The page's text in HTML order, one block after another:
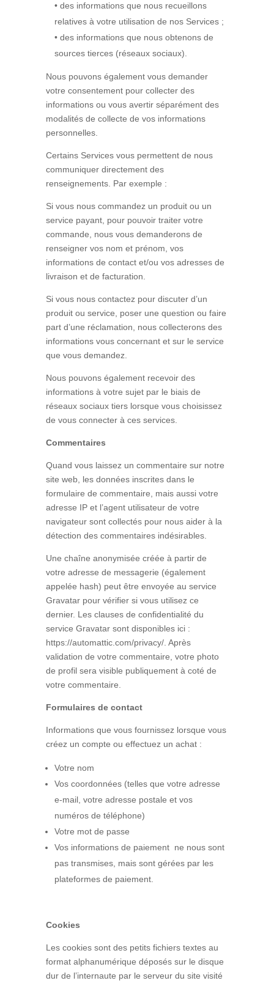
• des informations que nous recueillons
relatives à votre utilisation de nos Services ;
• des informations que nous obtenons de
sources tierces (réseaux sociaux).
Nous pouvons également vous demander
votre consentement pour collecter des
informations ou vous avertir séparément des
modalités de collecte de vos informations
personnelles.
Certains Services vous permettent de nous
communiquer directement des
renseignements. Par exemple :
Si vous nous commandez un produit ou un
service payant, pour pouvoir traiter votre
commande, nous vous demanderons de
renseigner vos nom et prénom, vos
informations de contact et/ou vos adresses de
livraison et de facturation.
Si vous nous contactez pour discuter d’un
produit ou service, poser une question ou faire
part d’une réclamation, nous collecterons des
informations vous concernant et sur le service
que vous demandez.
Nous pouvons également recevoir des
informations à votre sujet par le biais de
réseaux sociaux tiers lorsque vous choisissez
de vous connecter à ces services.
Commentaires
Quand vous laissez un commentaire sur notre
site web, les données inscrites dans le
formulaire de commentaire, mais aussi votre
adresse IP et l’agent utilisateur de votre
navigateur sont collectés pour nous aider à la
détection des commentaires indésirables.
Une chaîne anonymisée créée à partir de
votre adresse de messagerie (également
appelée hash) peut être envoyée au service
Gravatar pour vérifier si vous utilisez ce
dernier. Les clauses de confidentialité du
service Gravatar sont disponibles ici :
https://automattic.com/privacy/. Après
validation de votre commentaire, votre photo
de profil sera visible publiquement à coté de
votre commentaire.
Formulaires de contact
Informations que vous fournissez lorsque vous
créez un compte ou effectuez un achat :
Votre nom
Vos coordonnées (telles que votre adresse
e-mail, votre adresse postale et vos
numéros de téléphone)
Votre mot de passe
Vos informations de paiement ne nous sont
pas transmises, mais sont gérées par les
plateformes de paiement.
Cookies
Les cookies sont des petits fichiers textes au
format alphanumérique déposés sur le disque
dur de l’internaute par le serveur du site visité